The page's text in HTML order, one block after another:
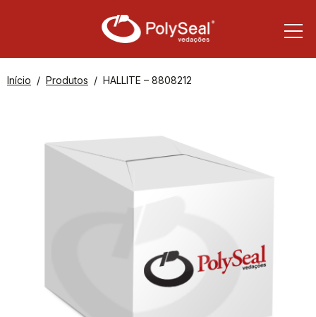
Início Produtos HALLITE – 8808212